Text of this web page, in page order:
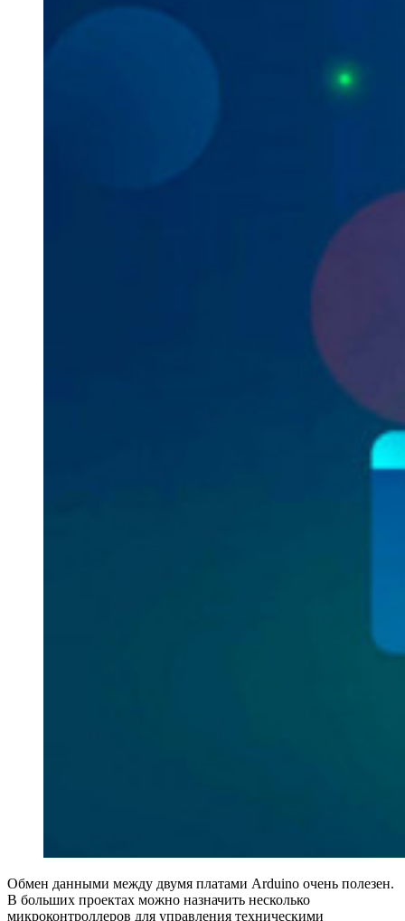
Обмен данными между двумя платами Arduino очень полезен.
В больших проектах можно назначить несколько
микроконтроллеров для управления техническими